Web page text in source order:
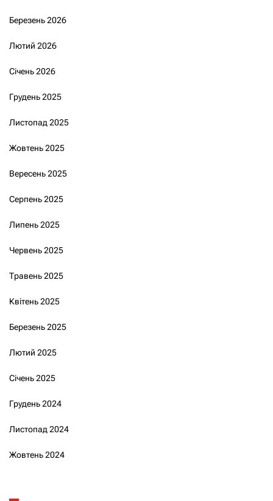
Березень 2026
Лютий 2026
Січень 2026
Грудень 2025
Листопад 2025
Жовтень 2025
Вересень 2025
Серпень 2025
Липень 2025
Червень 2025
Травень 2025
Квітень 2025
Березень 2025
Лютий 2025
Січень 2025
Грудень 2024
Листопад 2024
Жовтень 2024